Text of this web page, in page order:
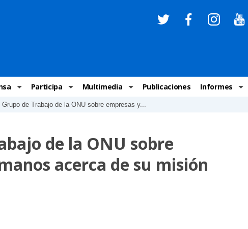
Humanos
Recomendaciones DH
Comunicados Nacionales
ONU-DH
Participa
Invitaciones
Multimedia
Infografías
Vídeos
Audios
Publicaciones Informes
Comités de DH
Grupo de Trabajo de la ONU sobre empresas y...
de la ONU sobre
acerca de su misión